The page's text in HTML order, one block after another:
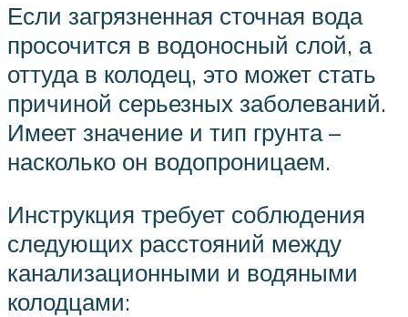
Если загрязненная сточная вода
просочится в водоносный слой, а
оттуда в колодец, это может стать
причиной серьезных заболеваний.
Имеет значение и тип грунта –
насколько он водопроницаем.
Инструкция требует соблюдения
следующих расстояний между
канализационными и водяными
колодцами: